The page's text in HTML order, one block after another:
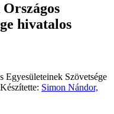
hivatalos
Szövetsége
Simon Nándor,